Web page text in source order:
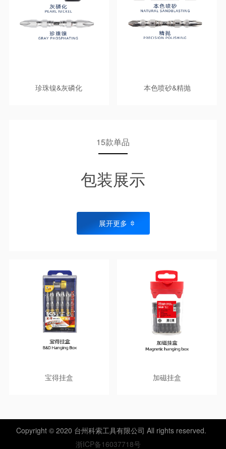
珍珠镍&灰磷化 本色喷砂&精抛
15款单品
包装展示
展开更多
宝得挂盒 加磁挂盒
Copyright © 2020 台州科索工具有限公司 All rights reserved.
浙ICP备16037718号